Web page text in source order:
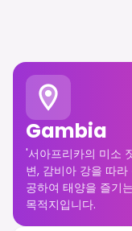
Gambia
'서아프리카의 미소
변, 감비아 강을 따
공하여 태양을 즐기
목적지입니다.